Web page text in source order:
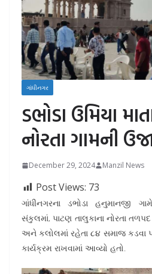
ગાંધીનગર
ડભોડા ઉમિયા
નોરતા ગામની
December 29, 2024 Manzil News
Post Views: 73
ગાંધીનગરના ડભોડા હનુમાનજી
સંકુલમાં, પાટણ તાલુકાના નોરતા
અને કલોલમાં રહેતા ૮૪ સમાજ કડવા
કાર્યક્રમ રાખવામાં આવ્યો હતો‌.